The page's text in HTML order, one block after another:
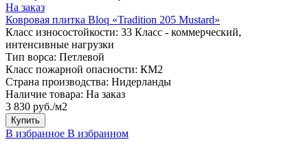
На заказ
Ковровая плитка Bloq «Tradition 205 Mustard»
Класс износостойкости: 33 Класс - коммерческий,
интенсивные нагрузки
Тип ворса: Петлевой
Класс пожарной опасности: КМ2
Страна производства: Нидерланды
Наличие товара: На заказ
3 830 руб./м2
Купить
В избранное В избранном